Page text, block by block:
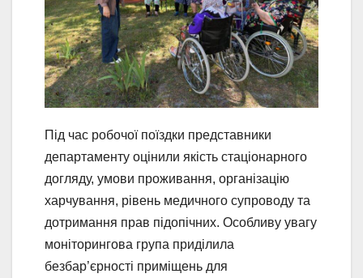
Під час робочої поїздки представники
департаменту оцінили якість стаціонарного
догляду, умови проживання, організацію
харчування, рівень медичного супроводу та
дотримання прав підопічних. Особливу увагу
моніторингова група приділила
безбар’єрності приміщень для